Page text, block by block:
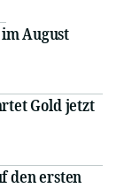
August
Gold jetzt
den ersten